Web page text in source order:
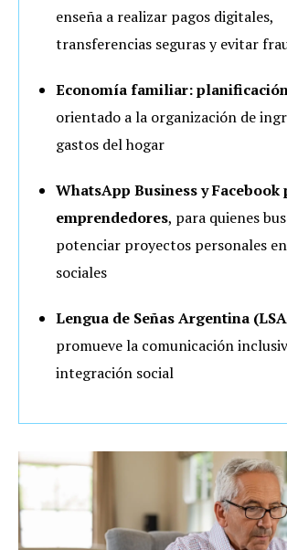
enseña a realizar pagos digitales,
transferencias seguras y evitar
Economía familiar:
orientado a la organización de
gastos del hogar
WhatsApp Business y Facebook
emprendedores, para quienes
potenciar proyectos personales
sociales
Lengua de Señas Argentina
promueve la comunicación
integración social